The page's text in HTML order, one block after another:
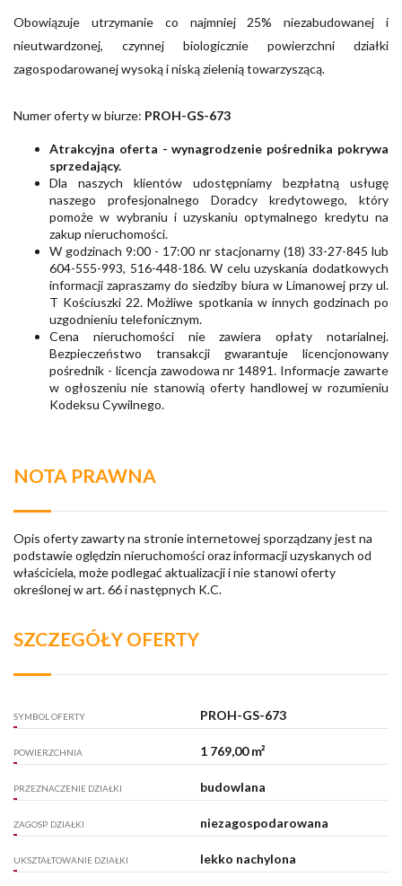
Obowiązuje utrzymanie co najmniej 25% niezabudowanej i
nieutwardzonej, czynnej biologicznie powierzchni działki
zagospodarowanej wysoką i niską zielenią towarzyszącą.
Numer oferty w biurze: PROH-GS-673
Atrakcyjna oferta - wynagrodzenie pośrednika pokrywa
sprzedający.
Dla naszych klientów udostępniamy bezpłatną usługę
naszego profesjonalnego Doradcy kredytowego, który
pomoże w wybraniu i uzyskaniu optymalnego kredytu na
zakup nieruchomości.
W godzinach 9:00 - 17:00 nr stacjonarny (18) 33-27-845 lub
604-555-993, 516-448-186. W celu uzyskania dodatkowych
informacji zapraszamy do siedziby biura w Limanowej przy ul.
T Kościuszki 22. Możliwe spotkania w innych godzinach po
uzgodnieniu telefonicznym.
Cena nieruchomości nie zawiera opłaty notarialnej.
Bezpieczeństwo transakcji gwarantuje licencjonowany
pośrednik - licencja zawodowa nr 14891. Informacje zawarte
w ogłoszeniu nie stanowią oferty handlowej w rozumieniu
Kodeksu Cywilnego.
NOTA PRAWNA
Opis oferty zawarty na stronie internetowej sporządzany jest na
podstawie oględzin nieruchomości oraz informacji uzyskanych od
właściciela, może podlegać aktualizacji i nie stanowi oferty
określonej w art. 66 i następnych K.C.
SZCZEGÓŁY OFERTY
SYMBOL OFERTY PROH-GS-673
POWIERZCHNIA 1 769,00 m²
PRZEZNACZENIE DZIAŁKI budowlana
ZAGOSP. DZIAŁKI niezagospodarowana
UKSZTAŁTOWANIE DZIAŁKI lekko nachylona